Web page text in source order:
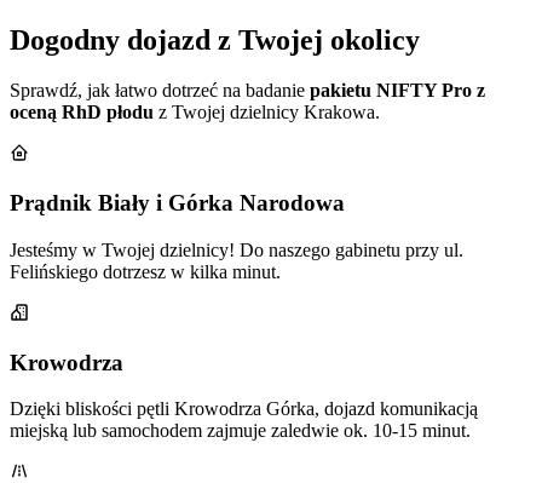
Dogodny dojazd z Twojej okolicy
Sprawdź, jak łatwo dotrzeć na badanie pakietu NIFTY Pro z
oceną RhD płodu z Twojej dzielnicy Krakowa.
Prądnik Biały i Górka Narodowa
Jesteśmy w Twojej dzielnicy! Do naszego gabinetu przy ul.
Felińskiego dotrzesz w kilka minut.
Krowodrza
Dzięki bliskości pętli Krowodrza Górka, dojazd komunikacją
miejską lub samochodem zajmuje zaledwie ok. 10-15 minut.